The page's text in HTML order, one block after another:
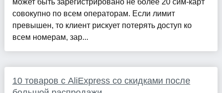
может быть зарегистрировано не более 20 сим-карт
совокупно по всем операторам. Если лимит
превышен, то клиент рискует потерять доступ ко
всем номерам, зар...
10 товаров с AliExpress со скидками после